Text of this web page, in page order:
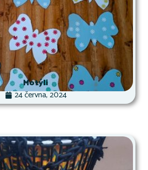
Motýli
24 června, 2024